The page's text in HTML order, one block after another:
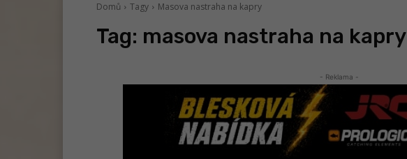
Domů Tagy Masova nastraha na kapry
Tag: masova nastraha na kapry
- Reklama -